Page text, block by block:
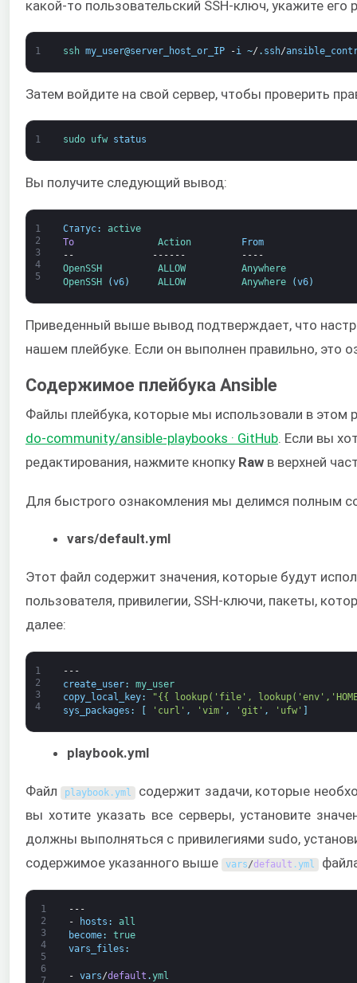
какой-то пользовательский SSH-ключ, укажите
1 ssh my_user@server_host_or_IP -i ~/ . ssh/
Затем войдите на свой сервер, чтобы проверить
1 sudo ufw status
Вы получите следующий вывод:
1
2
3
4
5
Статус:
active
To
Action
From
--
------
----
OpenSSH ALLOW Anywhere
OpenSSH
(v6) ALLOW Anywhere (v6)
Приведенный выше вывод подтверждает, что
нашем плейбуке. Если он выполнен правильно, это
Содержимое плейбука Ansible
Файлы плейбука, которые мы использовали в этом
do-community/ansible-playbooks · GitHub. Если вы
редактирования, нажмите кнопку Raw в верхней
Для быстрого ознакомления мы делимся полным
vars/default.yml
Этот файл содержит значения, которые будут
пользователя, привилегии, SSH-ключи, пакеты,
далее:
1
2
3
4
---
create_user:
my_user
copy_local_key:
"{{ lookup('file',
sys_packages : 'curl' , 'vim' , 'git' , 'ufw'
playbook.yml
Файл playbook .yml содержит задачи, которые
вы хотите указать все серверы, установите
должны выполняться с привилегиями sudo,
содержимое указанного выше
vars/default .yml
1
2
3
4
5
6
7
---
-
hosts :
all
become:
true
vars_files :
- vars/default .yml